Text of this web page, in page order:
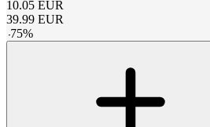
10.05 EUR
39.99 EUR
-75%